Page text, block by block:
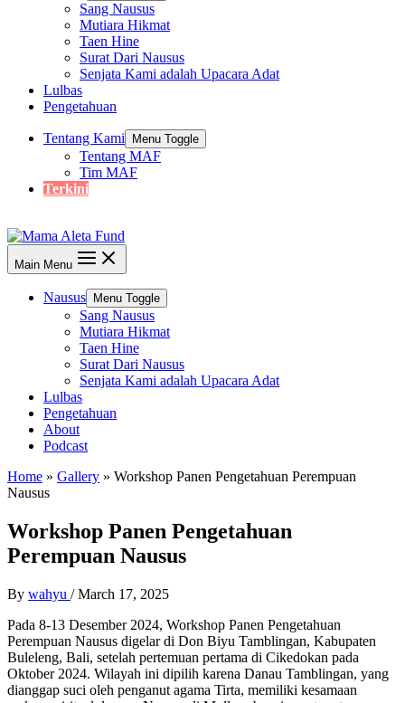
Sang Nausus
Mutiara Hikmat
Taen Hine
Surat Dari Nausus
Senjata Kami adalah Upacara Adat
Lulbas
Pengetahuan
Tentang Kami Menu Toggle
Tentang MAF
Tim MAF
Terkini
Main Menu
Nausus Menu Toggle
Sang Nausus
Mutiara Hikmat
Taen Hine
Surat Dari Nausus
Senjata Kami adalah Upacara Adat
Lulbas
Pengetahuan
About
Podcast
Home » Gallery » Workshop Panen Pengetahuan Perempuan
Nausus
Workshop Panen Pengetahuan
Perempuan Nausus
By wahyu /March 17, 2025
Pada 8-13 Desember 2024, Workshop Panen Pengetahuan
Perempuan Nausus digelar di Don Biyu Tamblingan, Kabupaten
Buleleng, Bali, setelah pertemuan pertama di Cikedokan pada
Oktober 2024. Wilayah ini dipilih karena Danau Tamblingan, yang
dianggap suci oleh penganut agama Tirta, memiliki kesamaan